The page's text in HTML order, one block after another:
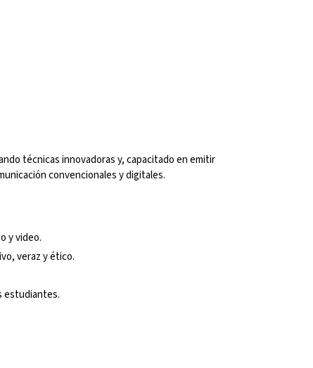
técnicas innovadoras y, capacitado en emitir
convencionales y digitales.
y video.
veraz y ético.
estudiantes.